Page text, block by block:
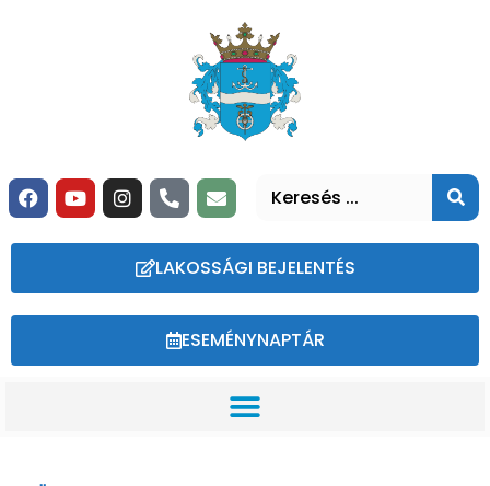
LAKOSSÁGI BEJELENTÉS
ESEMÉNYNAPTÁR